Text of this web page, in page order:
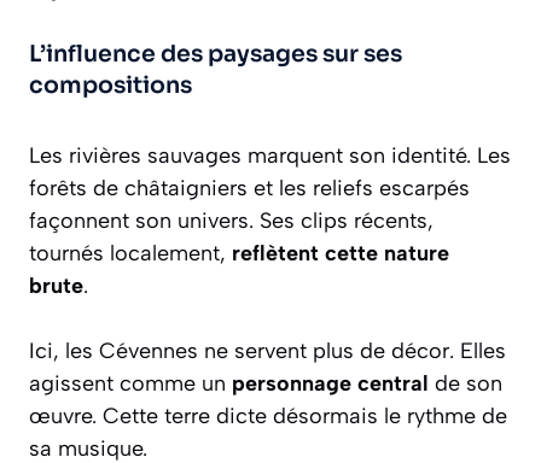
L’influence des paysages sur ses
compositions
Les rivières sauvages marquent son identité. Les
forêts de châtaigniers et les reliefs escarpés
façonnent son univers. Ses clips récents,
tournés localement, reflètent cette nature
brute.
Ici, les Cévennes ne servent plus de décor. Elles
agissent comme un personnage central de son
œuvre. Cette terre dicte désormais le rythme de
sa musique.